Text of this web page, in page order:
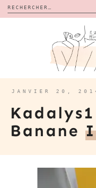
Rechercher :
CALENDRIERS DE
BON PLAN
À PROPOS
CONTACT
JANVIER 20,
Banane